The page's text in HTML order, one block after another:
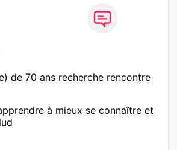
de 70 ans recherche rencontre
à mieux se connaître et